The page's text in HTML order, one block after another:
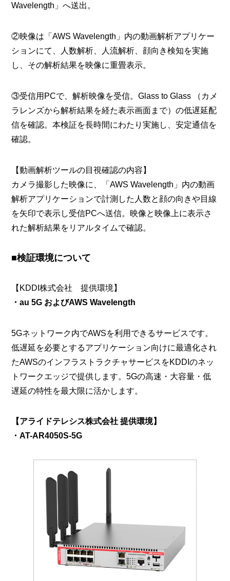
Wavelength」へ送出。
②映像は「AWS Wavelength」内の動画解析アプリケー
ションにて、人数解析、人流解析、顔向き検知を実施
し、その解析結果を映像に重畳表示。
③受信用PCで、解析映像を受信。Glass to Glass （カメ
ラレンズから解析結果を経た表示画面まで）の低遅延配
信を確認。本検証を長時間にわたり実施し、安定通信を
確認。
【動画解析ツールの目視確認の内容】
カメラ撮影した映像に、「AWS Wavelength」内の動画
解析アプリケーションで計測した人数と顔の向きや目線
を矢印で表示し受信PCへ送信。映像と映像上に表示さ
れた解析結果をリアルタイムで確認。
■検証環境について
【KDDI株式会社 提供環境】
・au 5G およびAWS Wavelength
5Gネットワーク内でAWSを利用できるサービスです。
低遅延を必要とするアプリケーション向けに最適化され
たAWSのインフラストラクチャサービスをKDDIのネッ
トワークエッジで提供します。5Gの高速・大容量・低
遅延の特性を最大限に活かします。
【アライドテレシス株式会社 提供環境】
・AT-AR4050S-5G